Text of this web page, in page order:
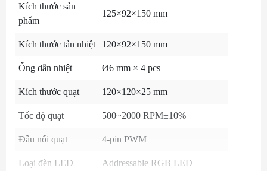
Kích thước sản
phẩm
125×92×150 mm
Kích thước tản nhiệt 120×92×150 mm
Ống dẫn nhiệt Ø6 mm × 4 pcs
Kích thước quạt 120×120×25 mm
Tốc độ quạt 500~2000 RPM±10%
Đầu nối quạt 4-pin PWM
Loại đèn LED Addressable RGB LED